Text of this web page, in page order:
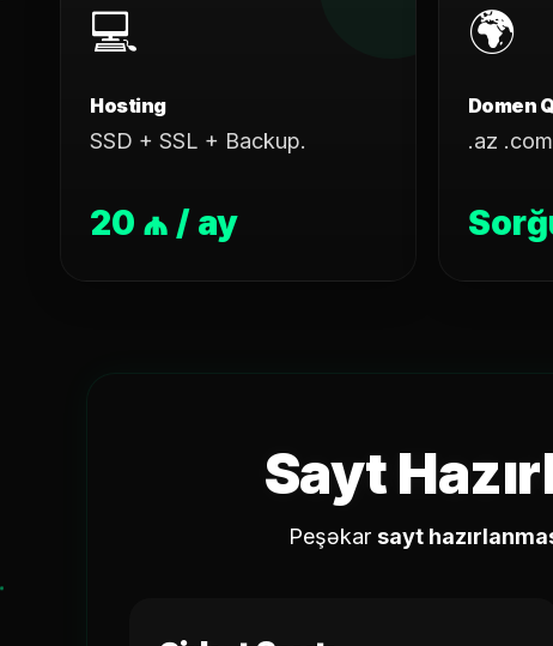
💻
Hosting
SSD + SSL + Backup.
20 ₼ / ay
🌍
Domen
.az
Sayt
Peşəkar sayt